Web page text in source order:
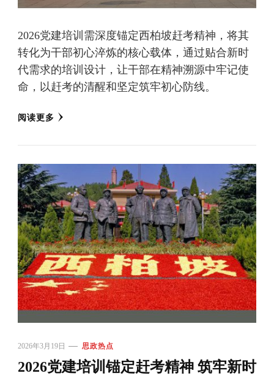
2026党建培训需深度锚定西柏坡赶考精神，将其
转化为干部初心淬炼的核心载体，通过贴合新时
代需求的培训设计，让干部在精神溯源中牢记使
命，以赶考的清醒和坚定筑牢初心防线。
阅读更多
2026年3月19日 思政热点
2026党建培训锚定赶考精神 筑牢新时